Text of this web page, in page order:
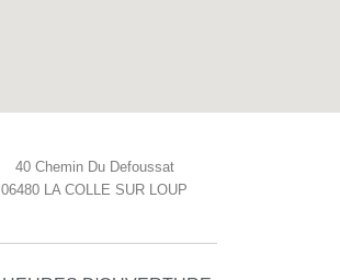
40 Chemin Du Defoussat
06480 LA COLLE SUR LOUP